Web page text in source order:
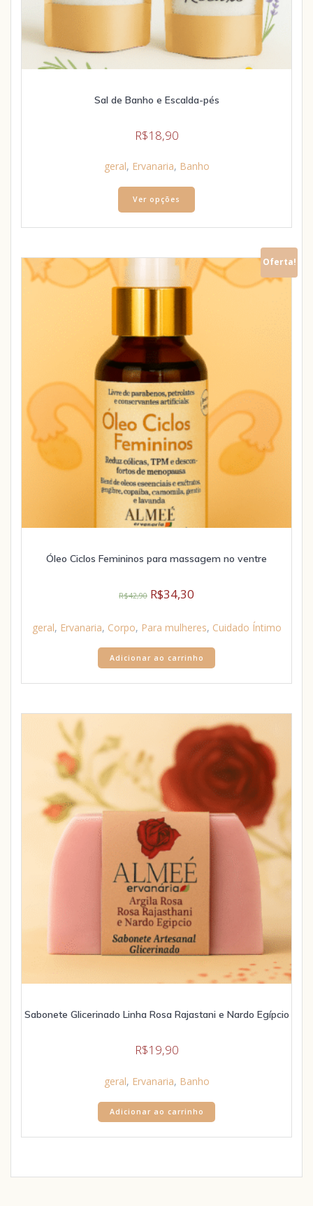
Sal de Banho e Escalda-pés
R$18,90
geral, Ervanaria, Banho
Ver opções
Oferta!
Óleo Ciclos Femininos para massagem no ventre
R$42,90 R$34,30
geral, Ervanaria, Corpo, Para mulheres, Cuidado Íntimo
Adicionar ao carrinho
Sabonete Glicerinado Linha Rosa Rajastani e Nardo Egípcio
R$19,90
geral, Ervanaria, Banho
Adicionar ao carrinho